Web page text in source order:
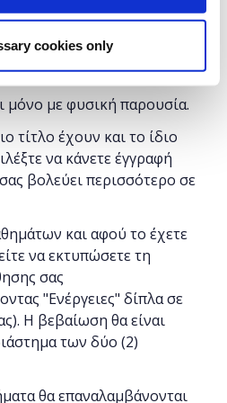
cookies only
την υποστήριξη της
ησυμμετοχή για το κοινό
μόνο με φυσική παρουσία.
τίτλο έχουν και το ίδιο
να κάνετε έγγραφή
βολεύει περισσότερο σε
και αφού το έχετε
να εκτυπώσετε τη
​σας
"Ενέργειες" δίπλα σε
Η βεβαίωση θα είναι
των δύο (2)
θα επαναλαμβάνονται